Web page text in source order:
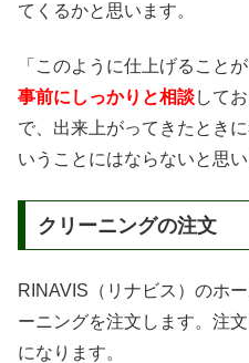
てくるかと思います。
「このように仕上げること
事前にしっかりと相談して
で、出来上がってきたとき
いうことにはならないと思い
クリーニングの注文
RINAVIS（リナビス）のホ
ーニングを注文します。注
になります。